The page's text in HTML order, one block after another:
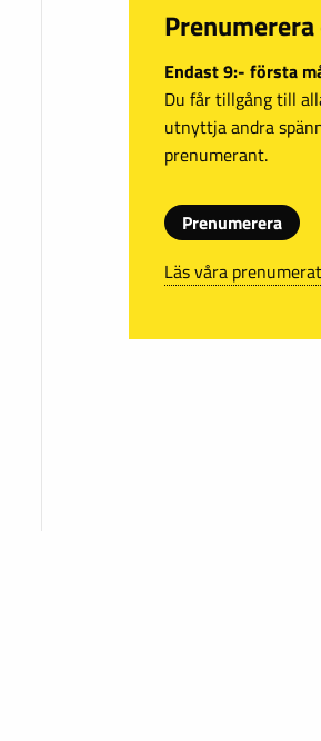
Endast 9:- första
Du får tillgång till
utnyttja andra
prenumerant.
Prenumerera
Läs våra